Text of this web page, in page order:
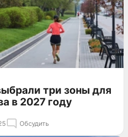
три зоны для
в 2027 году
Обсудить